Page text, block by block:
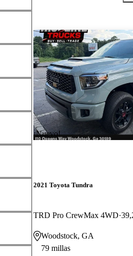
¡Nuevo!
2021 Toyota Tundra
TRD Pro CrewMax 4WD
Woodstock, GA
79 millas